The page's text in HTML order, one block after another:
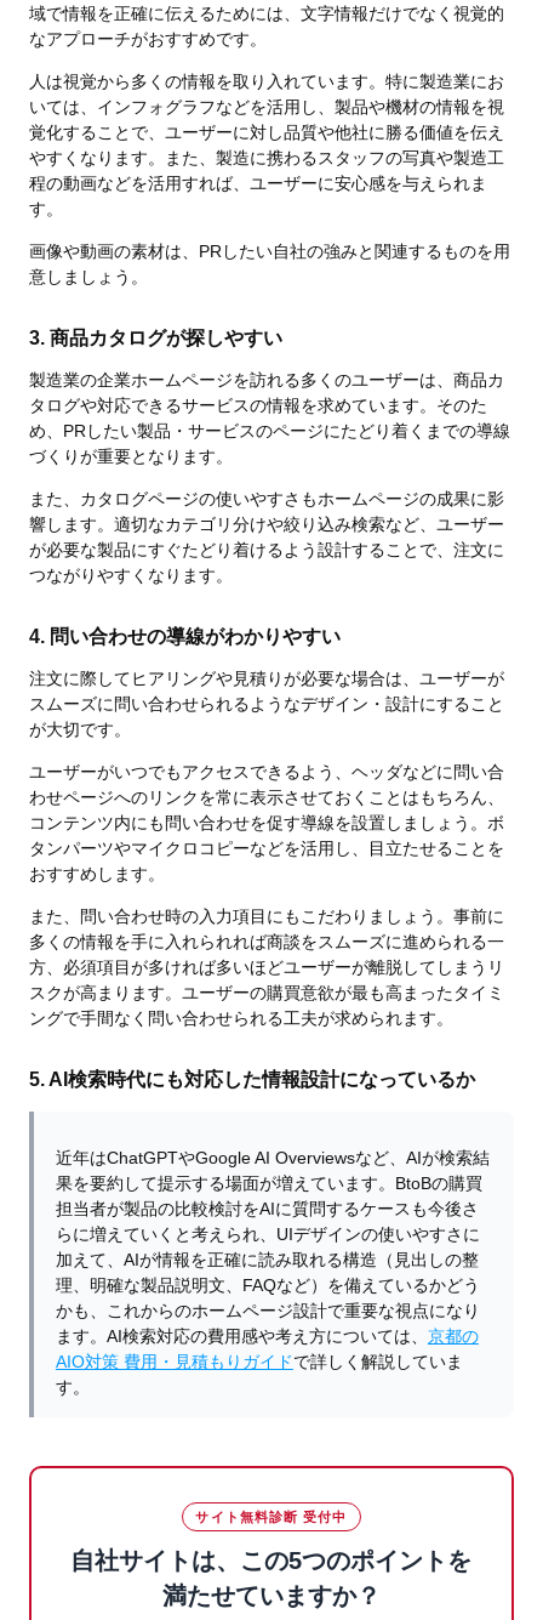
域で情報を正確に伝えるためには、文字情報だけでなく視覚的
なアプローチがおすすめです。
人は視覚から多くの情報を取り入れています。特に製造業にお
いては、インフォグラフなどを活用し、製品や機材の情報を視
覚化することで、ユーザーに対し品質や他社に勝る価値を伝え
やすくなります。また、製造に携わるスタッフの写真や製造工
程の動画などを活用すれば、ユーザーに安心感を与えられま
す。
画像や動画の素材は、PRしたい自社の強みと関連するものを用
意しましょう。
3. 商品カタログが探しやすい
製造業の企業ホームページを訪れる多くのユーザーは、商品カ
タログや対応できるサービスの情報を求めています。そのた
め、PRしたい製品・サービスのページにたどり着くまでの導線
づくりが重要となります。
また、カタログページの使いやすさもホームページの成果に影
響します。適切なカテゴリ分けや絞り込み検索など、ユーザー
が必要な製品にすぐたどり着けるよう設計することで、注文に
つながりやすくなります。
4. 問い合わせの導線がわかりやすい
注文に際してヒアリングや見積りが必要な場合は、ユーザーが
スムーズに問い合わせられるようなデザイン・設計にすること
が大切です。
ユーザーがいつでもアクセスできるよう、ヘッダなどに問い合
わせページへのリンクを常に表示させておくことはもちろん、
コンテンツ内にも問い合わせを促す導線を設置しましょう。ボ
タンパーツやマイクロコピーなどを活用し、目立たせることを
おすすめします。
また、問い合わせ時の入力項目にもこだわりましょう。事前に
多くの情報を手に入れられれば商談をスムーズに進められる一
方、必須項目が多ければ多いほどユーザーが離脱してしまうリ
スクが高まります。ユーザーの購買意欲が最も高まったタイミ
ングで手間なく問い合わせられる工夫が求められます。
5. AI検索時代にも対応した情報設計になっているか
近年はChatGPTやGoogle AI Overviewsなど、AIが検索結
果を要約して提示する場面が増えています。BtoBの購買
担当者が製品の比較検討をAIに質問するケースも今後さ
らに増えていくと考えられ、UIデザインの使いやすさに
加えて、AIが情報を正確に読み取れる構造（見出しの整
理、明確な製品説明文、FAQなど）を備えているかどう
かも、これからのホームページ設計で重要な視点になり
ます。AI検索対応の費用感や考え方については、 京都の
AIO対策 費用・見積もりガイドで詳しく解説していま
す。
サイト無料診断 受付中
自社サイトは、この5つのポイントを
満たせていますか？